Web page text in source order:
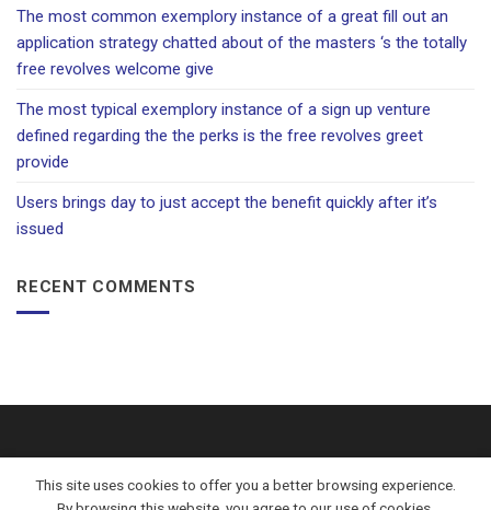
The most common exemplory instance of a great fill out an
application strategy chatted about of the masters ‘s the totally
free revolves welcome give
The most typical exemplory instance of a sign up venture
defined regarding the the perks is the free revolves greet
provide
Users brings day to just accept the benefit quickly after it’s
issued
RECENT COMMENTS
This site uses cookies to offer you a better browsing experience.